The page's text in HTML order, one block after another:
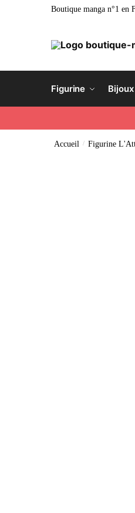
Boutique manga n°1 en
Figurine Bijoux
Accueil / Figurine